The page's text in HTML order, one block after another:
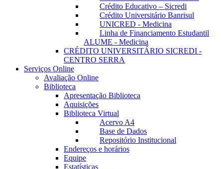
Crédito Educativo – Sicredi
Crédito Universitário Banrisul
UNICRED - Medicina
Linha de Financiamento Estudantil
ALUME - Medicina
CRÉDITO UNIVERSITÁRIO SICREDI -
CENTRO SERRA
Serviços Online
Avaliação Online
Biblioteca
Apresentação Biblioteca
Aquisições
Biblioteca Virtual
Acervo A4
Base de Dados
Repositório Institucional
Endereços e horários
Equipe
Estatísticas